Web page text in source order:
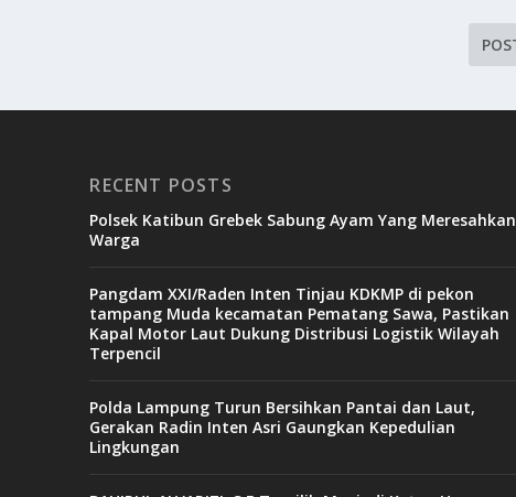
RECENT POSTS
Polsek Katibun Grebek Sabung Ayam Yang Meresahkan
Warga
Pangdam XXI/Raden Inten Tinjau KDKMP di pekon
tampang Muda kecamatan Pematang Sawa, Pastikan
Kapal Motor Laut Dukung Distribusi Logistik Wilayah
Terpencil
Polda Lampung Turun Bersihkan Pantai dan Laut,
Gerakan Radin Inten Asri Gaungkan Kepedulian
Lingkungan